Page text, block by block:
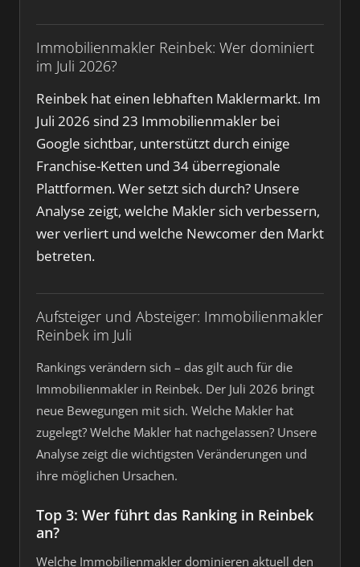
Immobilienmakler Reinbek: Wer dominiert
im Juli 2026?
Reinbek hat einen lebhaften Maklermarkt. Im
Juli 2026 sind 23 Immobilienmakler bei
Google sichtbar, unterstützt durch einige
Franchise-Ketten und 34 überregionale
Plattformen. Wer setzt sich durch? Unsere
Analyse zeigt, welche Makler sich verbessern,
wer verliert und welche Newcomer den Markt
betreten.
Aufsteiger und Absteiger: Immobilienmakler
Reinbek im Juli
Rankings verändern sich – das gilt auch für die
Immobilienmakler in Reinbek. Der Juli 2026 bringt
neue Bewegungen mit sich. Welche Makler hat
zugelegt? Welche Makler hat nachgelassen? Unsere
Analyse zeigt die wichtigsten Veränderungen und
ihre möglichen Ursachen.
Top 3: Wer führt das Ranking in Reinbek
an?
Welche Immobilienmakler dominieren aktuell den